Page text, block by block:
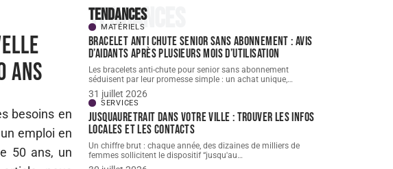
ans
besoins en
emploi en
50 ans, un
Tendances
Tendances
MATÉRIELS
Bracelet Anti chute senior sans abonnement : avis
d’aidants après plusieurs mois d’utilisation
Les bracelets anti-chute pour senior sans abonnement
séduisent par leur promesse simple : un achat unique,…
31 juillet 2026
SERVICES
Jusquauretrait dans votre ville : trouver les infos
locales et les contacts
Un chiffre brut : chaque année, des dizaines de milliers de
femmes sollicitent le dispositif “jusqu'au…